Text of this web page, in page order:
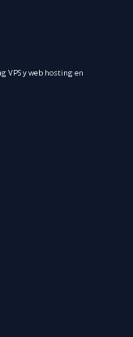
VPS y web hosting en